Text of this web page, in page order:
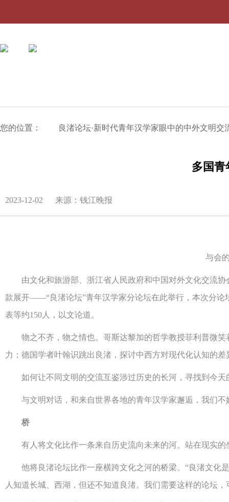
您的位置： 良渚论坛·新时代青年汉学家眼中的中外文明交
多国青
2023-12-02 来源：钱江晚报
与会
由文化和旅游部、浙江省人民政府和中国对外文化交流协
款展开——“良渚论坛”青年汉学家分论坛在此举行，本次分论
表等约150人，以文论道。
物之不齐，物之情也。哥斯达黎加的哲学教授菲利普微笑
力；德国学者叶翰识跳出良渚，探讨中西方对现代化认知的
如何让不同文明的交流互鉴涉过历史的长河，寻找到今天
与文明对话，和来自世界各地的青年汉学家邂逅，我们不
桥
有人将文化比作一条来自历史流向未来的河。站在现实的
他将良渚论坛比作一座横跨文化之河的桥梁。“良渚文化是
人知道长城、西湖，但还不知道良渚。我们需要这样的论坛